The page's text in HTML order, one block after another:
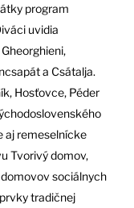
program
uvidia
a Csátalja.
Hosťovce, Péder
aj remeselnícke
Tvorivý domov,
sociálnych
tradičnej